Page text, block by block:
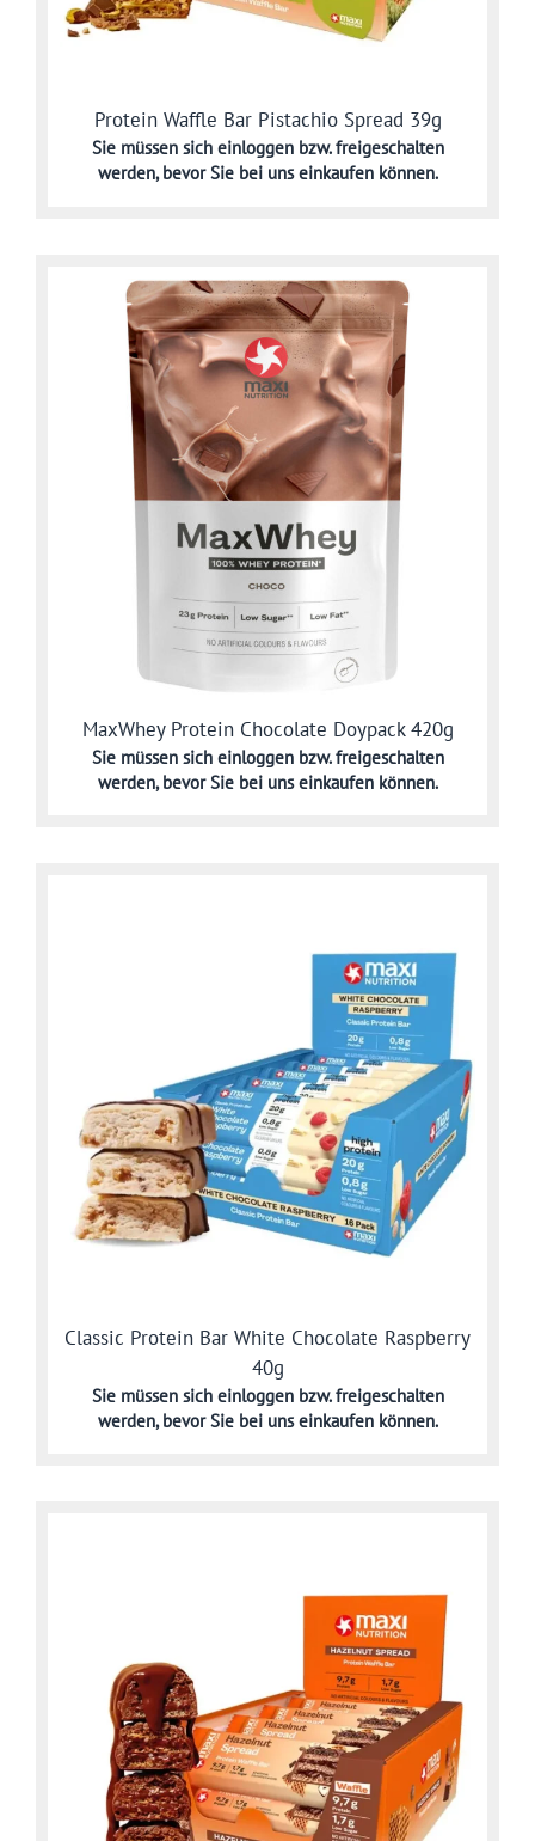
Protein Waffle Bar Pistachio Spread 39g
Sie müssen sich einloggen bzw. freigeschalten
werden,bevor Sie bei uns einkaufen können.
MaxWhey Protein Chocolate Doypack 420g
Sie müssen sich einloggen bzw. freigeschalten
werden,bevor Sie bei uns einkaufen können.
Classic Protein Bar White Chocolate Raspberry
40g
Sie müssen sich einloggen bzw. freigeschalten
werden,bevor Sie bei uns einkaufen können.